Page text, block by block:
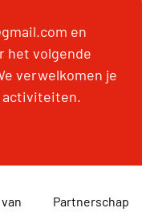
en
het volgende
verwelkomen je
activiteiten.
Partnerschap